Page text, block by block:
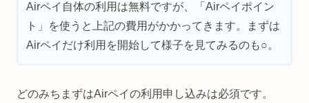
Airペイ自体の利用は無料ですが、「Airペイポイン
ト」を使うと上記の費用がかかってきます。まずは
Airペイだけ利用を開始して様子を見てみるのも○。
どのみちまずはAirペイの利用申し込みは必須です。